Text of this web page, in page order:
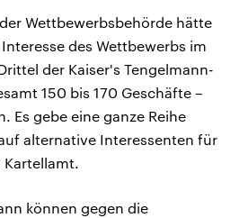
Wettbewerbsbehörde hätte
des Wettbewerbs im
der Kaiser's Tengelmann-
150 bis 170 Geschäfte –
Es gebe eine ganze Reihe
alternative Interessenten für
Kartellamt.
können gegen die